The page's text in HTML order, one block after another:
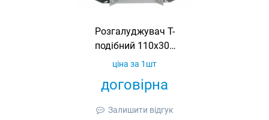
Розгалуджувач Т-
подібний 110х300
(з)
договірна
ціна за 1шт
Залишити відгук